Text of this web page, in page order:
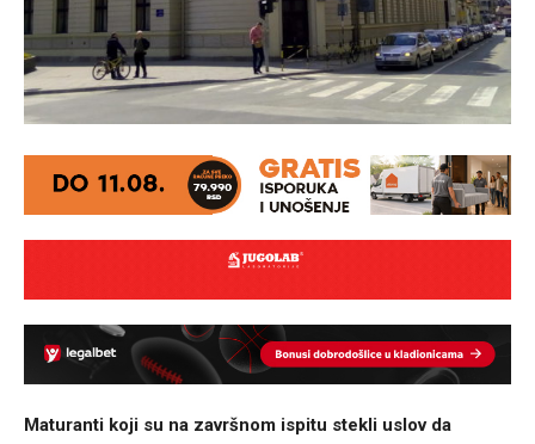
Maturanti koji su na završnom ispitu stekli uslov da